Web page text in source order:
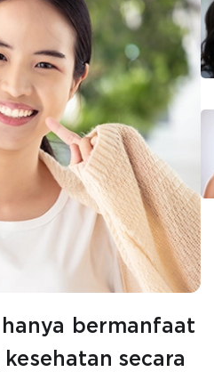
bermanfaat
secara